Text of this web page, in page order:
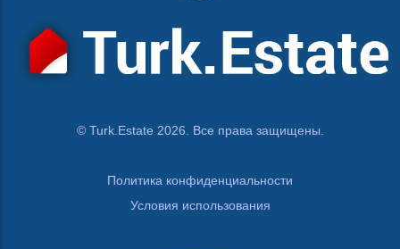
© Turk.Estate 2026. Все права защищены.
Политика конфиденциальности
Условия использования